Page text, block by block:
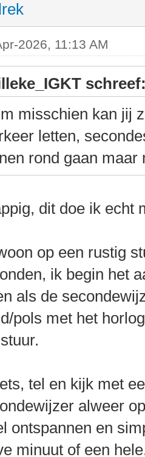
2026, 11:13 AM
misschien kan jij
letten,
rond gaan
dit doe ik echt
op een rustig
ik begin het
als de
pols met het
tel en kijk met
alweer
ontspannen en
minuut of een